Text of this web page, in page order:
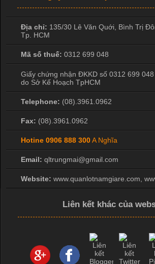
Địa chỉ: 135/30 Lê Văn Quới, Bình Trị
Tp. HCM
Mã số thuế: 0312 699 048
Giấy chứng nhận ĐKKD số 0312 699
do Sở Kế Hoạch TpHCM
Telephone: (08).3961.0962
Fax: (08).3961.0962
Hotine 0906 888 300A Nghĩa
Email: qltrungmai@gmail.com
Website: www.quanlotnamgiare.com,
Liên kết khác của